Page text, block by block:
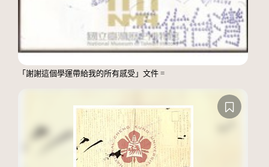
「謝謝這個學運帶給我的所有感受」文件 =